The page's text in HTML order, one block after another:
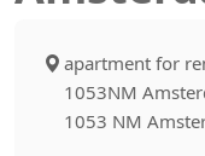
apartment for
1053NM
1053 NM